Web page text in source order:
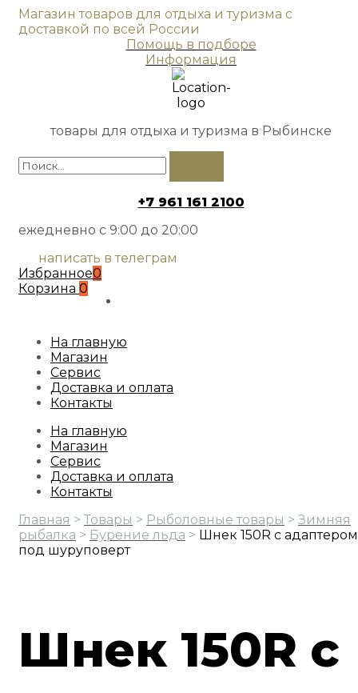
Магазин товаров для отдыха и туризма с
доставкой по всей России
Помощь в подборе
Информация
товары для отдыха и туризма в Рыбинске
+7 961 161 2100
ежедневно с 9:00 до 20:00
написать в телеграм
Избранное0
Корзина 0
На главную
Магазин
Сервис
Доставка и оплата
Контакты
На главную
Магазин
Сервис
Доставка и оплата
Контакты
Главная > Товары > Рыболовные товары > Зимняя
рыбалка > Бурение льда > Шнек 150R с адаптером
под шуруповерт
Шнек 150R с